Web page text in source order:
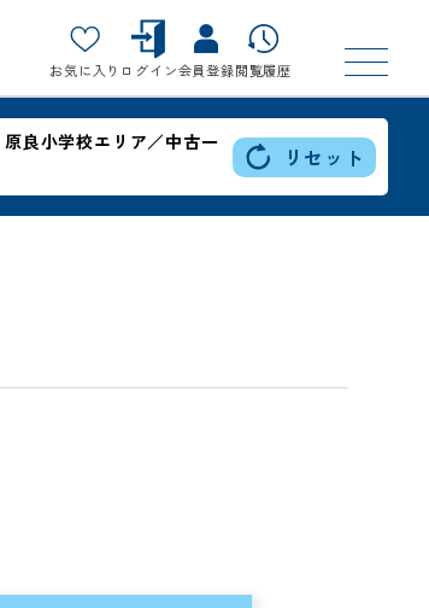
お気に入り ログイン会員登録閲覧履歴
原良小学校エリア／中古一
リセット